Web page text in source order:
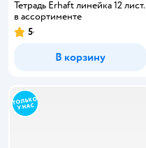
Тетрадь Erhaft линейка 12 лист.
в ассортименте
5
В корзину